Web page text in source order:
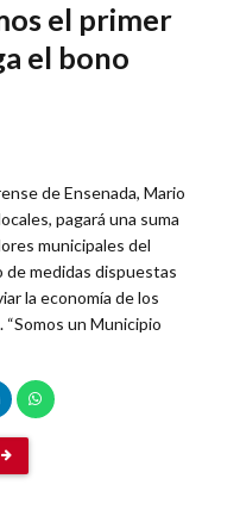
el primer
el bono
de Ensenada, Mario
pagará una suma
municipales del
medidas dispuestas
la economía de los
un Municipio